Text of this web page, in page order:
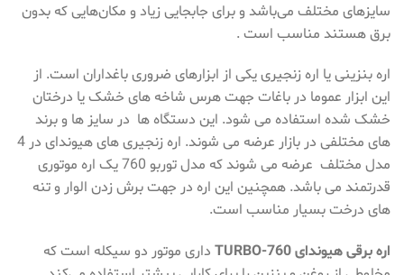
سایزهای مختلف می‌باشد و برای جابجایی زیاد و مکان‌هایی که بدون
برق هستند مناسب است .
اره بنزینی یا اره زنجیری یکی از ابزارهای ضروری باغداران است. از
این ابزار عموما در باغات جهت هرس شاخه های خشک یا درختان
خشک شده استفاده می شود. این دستگاه ها در سایز ها و برند
های مختلفی در بازار عرضه می شوند. اره زنجیری های هیوندای در 4
مدل مختلف عرضه می شوند که مدل توربو 760 یک اره موتوری
قدرتمند می باشد. همچنین این اره در جهت برش زدن الوار و تنه
های درخت بسیار مناسب است.
اره برقی هیوندای TURBO-760
داری موتور دو سیکله است که